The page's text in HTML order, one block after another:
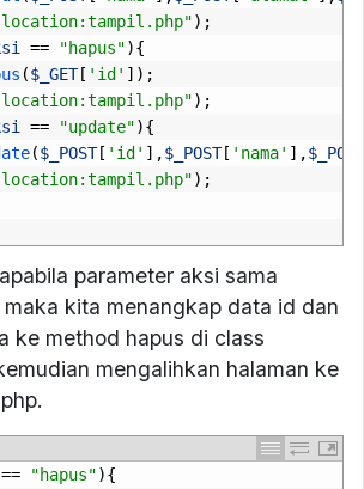
);
== "hapus"){
($_GET[ 'id' ]);
);
== "update"){
($_POST[ 'id' ],$_POST[ 'nama' ],$_POST
);
parameter aksi sama
maka kita menangkap data id dan
ke method hapus di class
mengalihkan halaman ke
== "hapus"){